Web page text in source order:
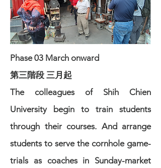
Phase 03 March onward
第三階段 三月起
The colleagues of Shih Chien
University begin to train students
through their courses. And arrange
students to serve the cornhole game-
trials as coaches in Sunday-market